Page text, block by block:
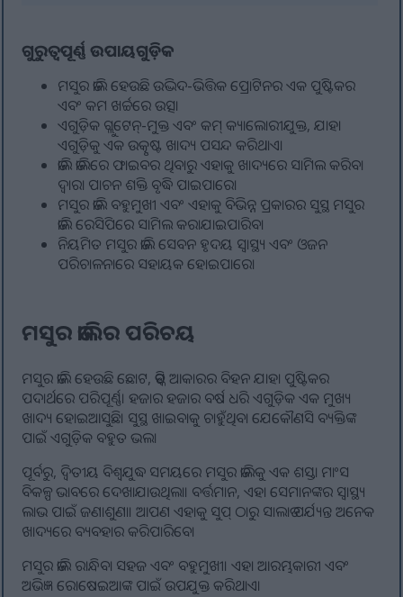
ଗୁରୁତ୍ୱପୂର୍ଣ୍ଣ ଉପାୟଗୁଡ଼ିକ
ମସୁର ଡାଲି ହେଉଛି ଉଦ୍ଭିଦ-ଭିତ୍ତିକ ପ୍ରୋଟିନର ଏକ ପୁଷ୍ଟିକର
ଏବଂ କମ ଖର୍ଚ୍ଚରେ ଉତ୍ସ।
ଏଗୁଡ଼ିକ ଗ୍ଲୁଟେନ୍-ମୁକ୍ତ ଏବଂ କମ୍ କ୍ୟାଲୋରୀଯୁକ୍ତ, ଯାହା
ଏଗୁଡ଼ିକୁ ଏକ ଉତ୍କୃଷ୍ଟ ଖାଦ୍ୟ ପସନ୍ଦ କରିଥାଏ।
ଡାଲି ଡାଲିରେ ଫାଇବର ଥିବାରୁ ଏହାକୁ ଖାଦ୍ୟରେ ସାମିଲ କରିବା
ଦ୍ଵାରା ପାଚନ ଶକ୍ତି ବୃଦ୍ଧି ପାଇପାରେ।
ମସୁର ଡାଲି ବହୁମୁଖୀ ଏବଂ ଏହାକୁ ବିଭିନ୍ନ ପ୍ରକାରର ସୁସ୍ଥ ମସୁର
ଡାଲି ରେସିପିରେ ସାମିଲ କରାଯାଇପାରିବ।
ନିୟମିତ ମସୁର ଡାଲି ସେବନ ହୃଦୟ ସ୍ୱାସ୍ଥ୍ୟ ଏବଂ ଓଜନ
ପରିଚାଳନାରେ ସହାୟକ ହୋଇପାରେ।
ମସୁର ଡାଲିର ପରିଚୟ
ମସୁର ଡାଲି ହେଉଛି ଛୋଟ, ଡିସ୍କ ଆକାରର ବିହନ ଯାହା ପୁଷ୍ଟିକର
ପଦାର୍ଥରେ ପରିପୂର୍ଣ୍ଣ। ହଜାର ହଜାର ବର୍ଷ ଧରି ଏଗୁଡ଼ିକ ଏକ ମୁଖ୍ୟ
ଖାଦ୍ୟ ହୋଇଆସୁଛି। ସୁସ୍ଥ ଖାଇବାକୁ ଚାହୁଁଥିବା ଯେକୌଣସି ବ୍ୟକ୍ତିଙ୍କ
ପାଇଁ ଏଗୁଡ଼ିକ ବହୁତ ଭଲ।
ପୂର୍ବରୁ, ଦ୍ୱିତୀୟ ବିଶ୍ୱଯୁଦ୍ଧ ସମୟରେ ମସୁର ଡାଲିକୁ ଏକ ଶସ୍ତା ମାଂସ
ବିକଳ୍ପ ଭାବରେ ଦେଖାଯାଉଥିଲା। ବର୍ତ୍ତମାନ, ଏହା ସେମାନଙ୍କର ସ୍ୱାସ୍ଥ୍ୟ
ଲାଭ ପାଇଁ ଜଣାଶୁଣା। ଆପଣ ଏହାକୁ ସୁପ୍ ଠାରୁ ସାଲାଡ ପର୍ଯ୍ୟନ୍ତ ଅନେକ
ଖାଦ୍ୟରେ ବ୍ୟବହାର କରିପାରିବେ।
ମସୁର ଡାଲି ରାନ୍ଧିବା ସହଜ ଏବଂ ବହୁମୁଖୀ। ଏହା ଆରମ୍ଭକାରୀ ଏବଂ
ଅଭିଜ୍ଞ ରୋଷେଇଆଙ୍କ ପାଇଁ ଉପଯୁକ୍ତ କରିଥାଏ।